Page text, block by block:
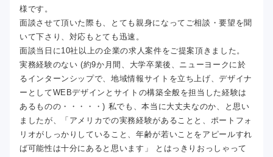
様です。
面談させて頂いた際も、とても親身になってご相談・要望を聞
いて下さり、対応もとても迅速。
面談当日に10社以上の企業の求人案件をご提案頂きました。
実務経験のない (約9か月間、大学卒業後、ニューヨークに於
るインターンシップで、地域情報サイトを立ち上げ、デザイナ
ーとしてWEBデザインとサイトの構築全般を担当した経験は
あるものの・・・・・) 私でも、本当に大丈夫なのか、と思い
ましたが、「アメリカでの実務経験があることと、ポートフォ
リオがしっかりしていること、年齢が若いことをアピールすれ
ば可能性は十分にあると思います」 とはっきりおっしゃって